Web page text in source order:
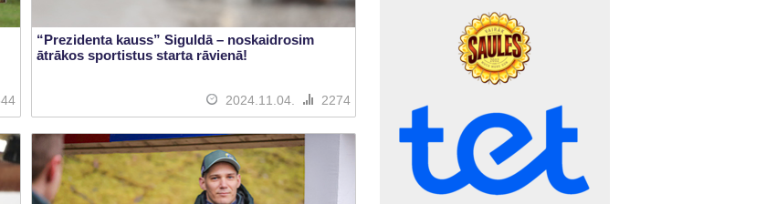
“Prezidenta kauss” Siguldā – noskaidrosim
ātrākos sportistus starta rāvienā!
2024.11.04. 2274